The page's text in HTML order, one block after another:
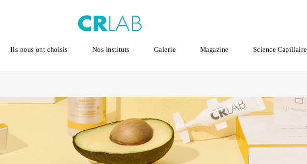
Ils nous ont choisis Nos instituts Galerie Magazine Science Capillaire